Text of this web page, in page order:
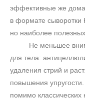
эффективные же
в формате сыворотки
но наиболее
Не меньшее
для тела:
удаления стрий и
повышения
помимо